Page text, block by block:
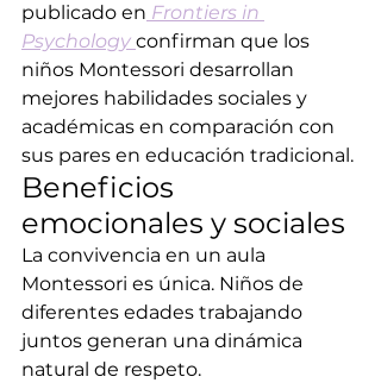
publicado en Frontiers in
Psychology confirman que los
niños Montessori desarrollan
mejores habilidades sociales y
académicas en comparación con
sus pares en educación tradicional.
Beneficios
emocionales y sociales
La convivencia en un aula
Montessori es única. Niños de
diferentes edades trabajando
juntos generan una dinámica
natural de respeto.